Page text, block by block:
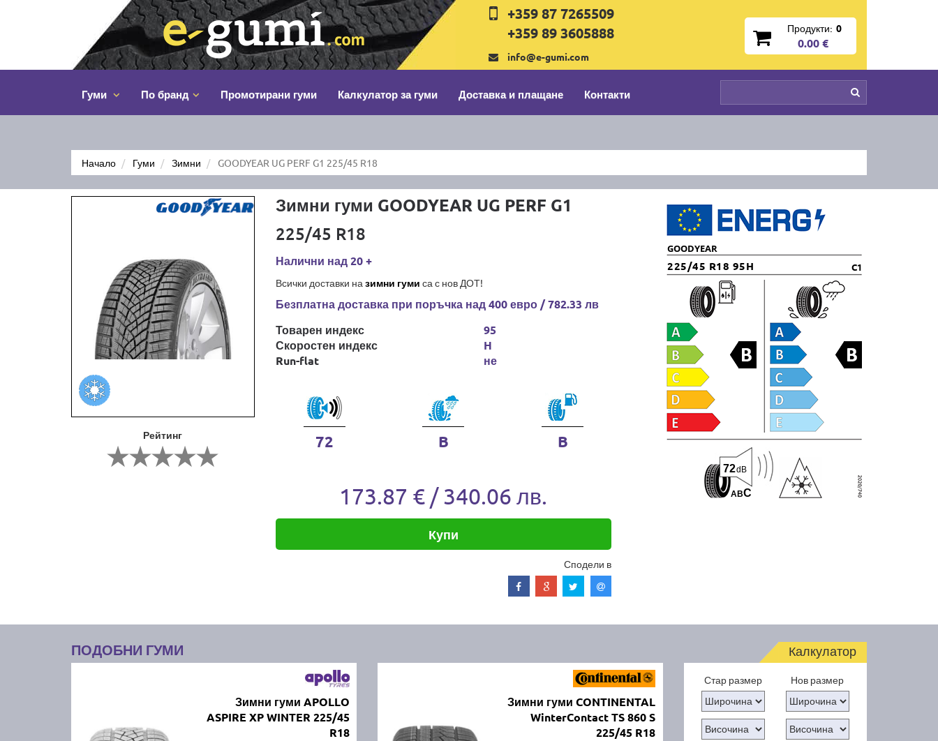
+359 87 7265509
+359 89 3605888
info@e-gumi.com
Продукти: 0
0.00 €
Гуми По бранд Промотирани гуми Калкулатор за гуми Доставка и плащане Контакти
Начало Гуми Зимни GOODYEAR UG PERF G1 225/45 R18
Рейтинг
Зимни гуми GOODYEAR UG PERF G1
225/45 R18
Налични над 20 +
Всички доставки на зимни гуми са с нов ДОТ!
Безплатна доставка при поръчка над 400 евро / 782.33 лв
Товарен индекс
Скоростен индекс
Run-flat
95
H
не
72 B B
173.87 € / 340.06 лв.
Купи
Сподели в
GOODYEAR
225/45 R18 95H C1
A BC
72dB
ПОДОБНИ ГУМИ
Зимни гуми APOLLO
ASPIRE XP WINTER 225/45
R18
Зимни гуми CONTINENTAL
WinterContact TS 860 S
225/45 R18
Калкулатор
Стар размер Нов размер